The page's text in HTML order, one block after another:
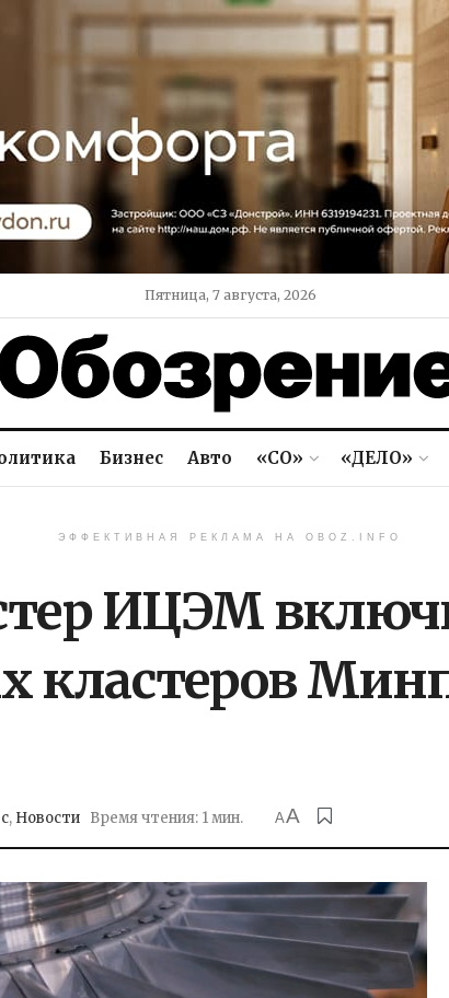
Пятница, 7 августа, 2026
Бизнес Авто «СО» «ДЕЛО»
ЭФФЕКТИВНАЯ РЕКЛАМА НА OBOZ.INFO
ИЦЭМ
, Новости Время чтения: 1 мин. AA